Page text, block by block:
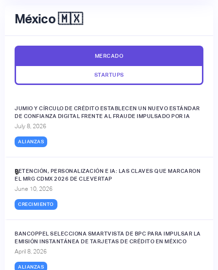
México 🇲🇽
MERCADO
STARTUPS
JUMIO Y CÍRCULO DE CRÉDITO ESTABLECEN UN NUEVO ESTÁNDAR
DE CONFIANZA DIGITAL FRENTE AL FRAUDE IMPULSADO POR IA
July 8, 2026
ALIANZAS
RETENCIÓN, PERSONALIZACIÓN E IA: LAS CLAVES QUE MARCARON
EL MRG CDMX 2026 DE CLEVERTAP
June 10, 2026
CRECIMIENTO
🔒
BANCOPPEL SELECCIONA SMARTVISTA DE BPC PARA IMPULSAR LA
EMISIÓN INSTANTÁNEA DE TARJETAS DE CRÉDITO EN MÉXICO
April 8, 2026
ALIANZAS